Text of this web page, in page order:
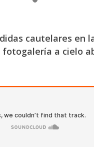
cautelares en
a cielo